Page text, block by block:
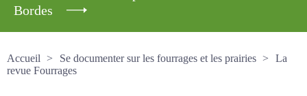
Bordes
Accueil
Se documenter sur les fourrages et les prairies
La revue Fourrages